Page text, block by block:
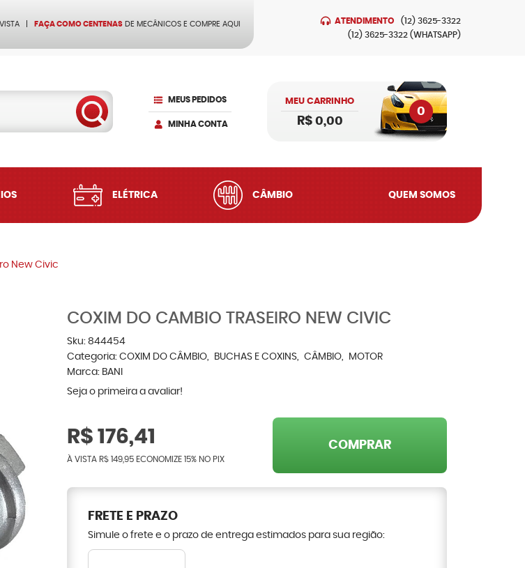
FAÇA COMO CENTENAS DE MECÂNICOS E COMPRE AQUI ATENDIMENTO (12) 3625-3322
(12) 3625-3322 (WHATSAPP)
MEUS PEDIDOS
MINHA CONTA
MEU CARRINHO
0
R$ 0,00
ELÉTRICA CÂMBIO QUEM SOMOS
New Civic
COXIM DO CAMBIO TRASEIRO NEW CIVIC
Sku: 844454
Categoria: COXIM DO CÂMBIO BUCHAS E COXINS CÂMBIO
MOTOR
Marca: BANI
Seja o primeira a avaliar!
R$ 176,41
À VISTA R$ 149,95 ECONOMIZE 15% NO PIX
COMPRAR
FRETE E PRAZO
Simule o frete e o prazo de entrega estimados para sua região: